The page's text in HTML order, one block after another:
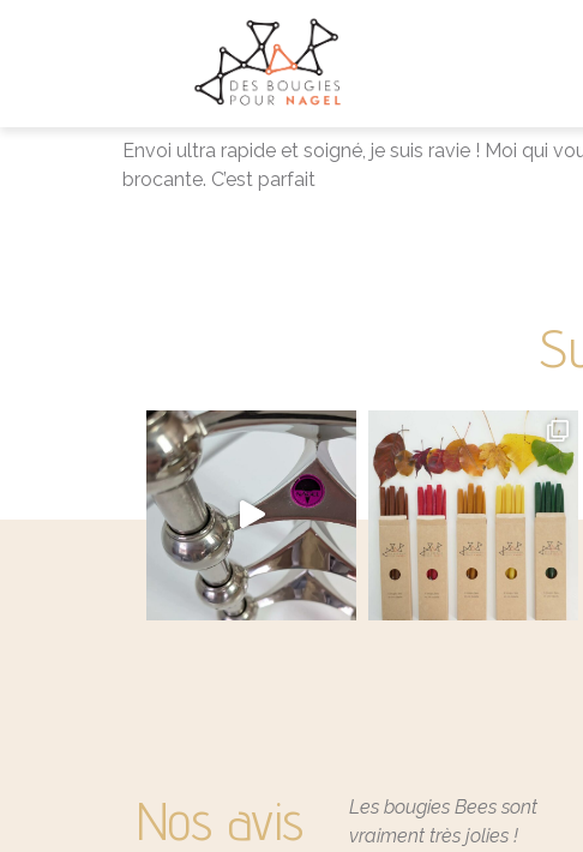
+33 7 68 68 72 69 contact@desbougiespournagel.fr
Envoi ultra rapide et
Envoi ultra rapide et soigné, je suis ravie ! Moi qui
brocante. C’est parfait
Nos avis
Les bougies Bees sont
vraiment très jolies !